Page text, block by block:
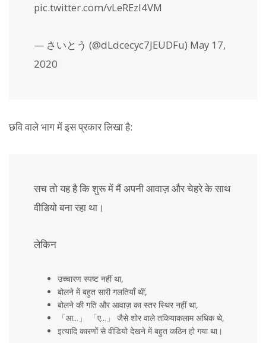
pic.twitter.com/vLeREzI4VM
— さいとう (@dLdcecyc7JEUDFu) May 17,
2020
छवि वाले भाग में इस प्रकार लिखा है:
सच तो यह है कि शुरू में मैं अपनी आवाज़ और चेहरे के साथ
वीडियो बना रहा था।
लेकिन
उच्चारण स्पष्ट नहीं था,
बोलने में बहुत सारी गलतियाँ थीं,
बोलने की गति और आवाज़ का स्तर स्थिर नहीं था,
「आ...」 「ए...」 जैसे शोर वाले तकियाकलाम अधिक थे,
इत्यादि कारणों से वीडियो देखने में बहुत कठिन हो गया था।